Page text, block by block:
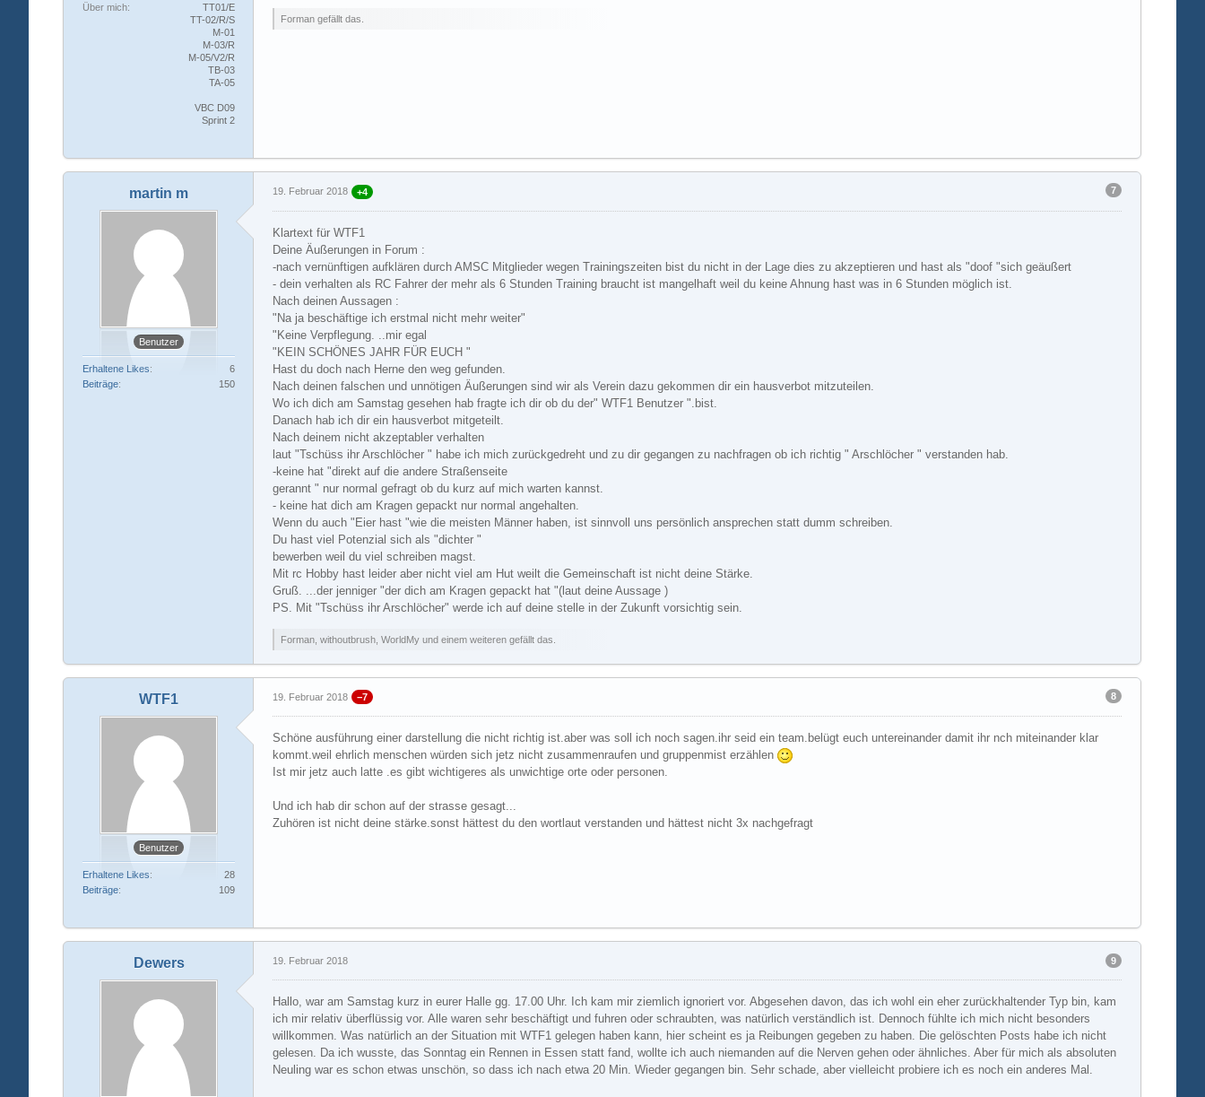
Über mich
TT01/E
TT-02/R/S
M-01
M-03/R
M-05/V2/R
TB-03
TA-05
VBC D09
Sprint 2
Forman gefällt das.
martin m
Benutzer
Erhaltene Likes
6
Beiträge
150
7
19. Februar 2018 +4
Klartext für WTF1
Deine Äußerungen in Forum :
-nach vernünftigen aufklären durch AMSC Mitglieder wegen Trainingszeiten bist du nicht in der Lage dies zu akzeptieren und hast als "doof "sich geäußert
- dein verhalten als RC Fahrer der mehr als 6 Stunden Training braucht ist mangelhaft weil du keine Ahnung hast was in 6 Stunden möglich ist.
Nach deinen Aussagen :
"Na ja beschäftige ich erstmal nicht mehr weiter"
"Keine Verpflegung. ..mir egal
"KEIN SCHÖNES JAHR FÜR EUCH "
Hast du doch nach Herne den weg gefunden.
Nach deinen falschen und unnötigen Äußerungen sind wir als Verein dazu gekommen dir ein hausverbot mitzuteilen.
Wo ich dich am Samstag gesehen hab fragte ich dir ob du der" WTF1 Benutzer ".bist.
Danach hab ich dir ein hausverbot mitgeteilt.
Nach deinem nicht akzeptabler verhalten
laut "Tschüss ihr Arschlöcher " habe ich mich zurückgedreht und zu dir gegangen zu nachfragen ob ich richtig " Arschlöcher " verstanden hab.
-keine hat "direkt auf die andere Straßenseite
gerannt " nur normal gefragt ob du kurz auf mich warten kannst.
- keine hat dich am Kragen gepackt nur normal angehalten.
Wenn du auch "Eier hast "wie die meisten Männer haben, ist sinnvoll uns persönlich ansprechen statt dumm schreiben.
Du hast viel Potenzial sich als "dichter "
bewerben weil du viel schreiben magst.
Mit rc Hobby hast leider aber nicht viel am Hut weilt die Gemeinschaft ist nicht deine Stärke.
Gruß. ...der jenniger "der dich am Kragen gepackt hat "(laut deine Aussage )
PS. Mit "Tschüss ihr Arschlöcher" werde ich auf deine stelle in der Zukunft vorsichtig sein.
Forman, withoutbrush, WorldMy und einem weiteren gefällt das.
WTF1
Benutzer
Erhaltene Likes
28
Beiträge
109
8
19. Februar 2018 −7
Schöne ausführung einer darstellung die nicht richtig ist.aber was soll ich noch sagen.ihr seid ein team.belügt euch untereinander damit ihr nch miteinander klar
kommt.weil ehrlich menschen würden sich jetz nicht zusammenraufen und gruppenmist erzählen
Ist mir jetz auch latte .es gibt wichtigeres als unwichtige orte oder personen.
Und ich hab dir schon auf der strasse gesagt...
Zuhören ist nicht deine stärke.sonst hättest du den wortlaut verstanden und hättest nicht 3x nachgefragt
Dewers 9
19. Februar 2018
Hallo, war am Samstag kurz in eurer Halle gg. 17.00 Uhr. Ich kam mir ziemlich ignoriert vor. Abgesehen davon, das ich wohl ein eher zurückhaltender Typ bin, kam
ich mir relativ überflüssig vor. Alle waren sehr beschäftigt und fuhren oder schraubten, was natürlich verständlich ist. Dennoch fühlte ich mich nicht besonders
willkommen. Was natürlich an der Situation mit WTF1 gelegen haben kann, hier scheint es ja Reibungen gegeben zu haben. Die gelöschten Posts habe ich nicht
gelesen. Da ich wusste, das Sonntag ein Rennen in Essen statt fand, wollte ich auch niemanden auf die Nerven gehen oder ähnliches. Aber für mich als absoluten
Neuling war es schon etwas unschön, so dass ich nach etwa 20 Min. Wieder gegangen bin. Sehr schade, aber vielleicht probiere ich es noch ein anderes Mal.